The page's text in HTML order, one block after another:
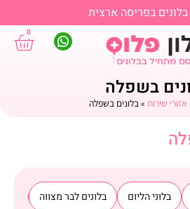
בפריסה ארצית
0
בשפלה
אזורי שירות »בלונים בשפלה
בלוני הליום בלונים לבר מצווה